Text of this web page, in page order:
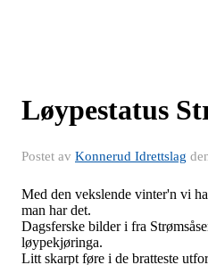
Løypestatus
Postet av Konnerud Idrettslag
Med den vekslende vinter'n vi
man har det.
Dagsferske bilder i fra
løypekjøringa.
Litt skarpt føre i de bratteste